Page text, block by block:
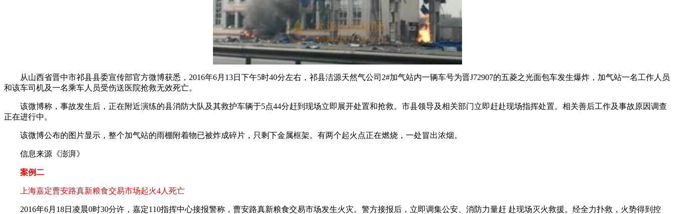
从山西省晋中市祁县县委宣传部官方微博获悉，2016年6月13日下午5时40分左右，祁县洁源天然气公司2#加气站内一辆车号为晋J72907的五菱之光面包车发生爆炸，加气站一名工作人员
和该车司机及一名乘车人员受伤送医院抢救无效死亡。
该微博称，事故发生后，正在附近演练的县消防大队及其救护车辆于5点44分赶到现场立即展开处置和抢救。市县领导及相关部门立即赶赴现场指挥处置。相关善后工作及事故原因调查
正在进行中。
该微博公布的图片显示，整个加气站的雨棚附着物已被炸成碎片，只剩下金属框架。有两个起火点正在燃烧，一处冒出浓烟。
信息来源《澎湃》
案例二
上海嘉定曹安路真新粮食交易市场起火4人死亡
2016年6月18日凌晨0时30分许，嘉定110指挥中心接报警称，曹安路真新粮食交易市场发生火灾。警方接报后，立即调集公安、消防力量赶 赴现场灭火救援。经全力扑救，火势得到控